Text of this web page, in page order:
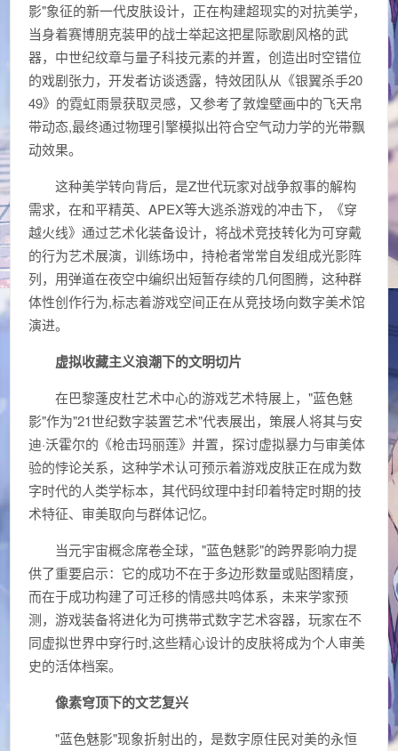
影"象征的新一代皮肤设计，正在构建超现实的对抗美学，
当身着赛博朋克装甲的战士举起这把星际歌剧风格的武
器，中世纪纹章与量子科技元素的并置，创造出时空错位
的戏剧张力，开发者访谈透露，特效团队从《银翼杀手20
49》的霓虹雨景获取灵感，又参考了敦煌壁画中的飞天帛
带动态,最终通过物理引擎模拟出符合空气动力学的光带飘
动效果。
这种美学转向背后，是Z世代玩家对战争叙事的解构
需求，在和平精英、APEX等大逃杀游戏的冲击下，《穿
越火线》通过艺术化装备设计，将战术竞技转化为可穿戴
的行为艺术展演，训练场中，持枪者常常自发组成光影阵
列，用弹道在夜空中编织出短暂存续的几何图腾，这种群
体性创作行为,标志着游戏空间正在从竞技场向数字美术馆
演进。
虚拟收藏主义浪潮下的文明切片
在巴黎蓬皮杜艺术中心的游戏艺术特展上，"蓝色魅
影"作为"21世纪数字装置艺术"代表展出，策展人将其与安
迪·沃霍尔的《枪击玛丽莲》并置，探讨虚拟暴力与审美体
验的悖论关系，这种学术认可预示着游戏皮肤正在成为数
字时代的人类学标本，其代码纹理中封印着特定时期的技
术特征、审美取向与群体记忆。
当元宇宙概念席卷全球，"蓝色魅影"的跨界影响力提
供了重要启示：它的成功不在于多边形数量或贴图精度，
而在于成功构建了可迁移的情感共鸣体系，未来学家预
测，游戏装备将进化为可携带式数字艺术容器，玩家在不
同虚拟世界中穿行时,这些精心设计的皮肤将成为个人审美
史的活体档案。
像素穹顶下的文艺复兴
"蓝色魅影"现象折射出的，是数字原住民对美的永恒